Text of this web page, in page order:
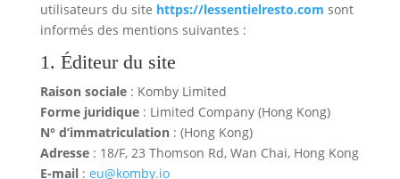
utilisateurs du site https://lessentielresto.com sont
informés des mentions suivantes :
1. Éditeur du site
Raison sociale: Komby Limited
Forme juridique: Limited Company (Hong Kong)
N° d’immatriculation: (Hong Kong)
Adresse: 18/F, 23 Thomson Rd, Wan Chai, Hong Kong
E-mail: eu@komby.io